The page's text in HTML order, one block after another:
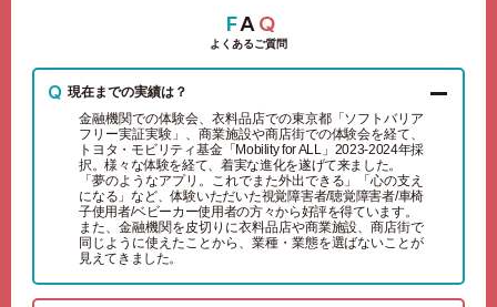
FAQ
よくあるご質問
現在までの実績は？
金融機関での体験会、衣料品店での東京都「ソフトバリア
フリー実証実験」、商業施設や商店街での体験会を経て、
トヨタ・モビリティ基金「Mobility for ALL」2023-2024年採
択。様々な体験を経て、着実な進化を遂げて来ました。
「夢のようなアプリ。これでまた外出できる」「心の支え
になる」など、体験いただいた視覚障害者/聴覚障害者/車椅
子使用者/ベビーカー使用者の方々から好評を得ています。
また、金融機関を皮切りに衣料品店や商業施設、商店街で
同じように使えたことから、業種・業態を選ばないことが
見えてきました。